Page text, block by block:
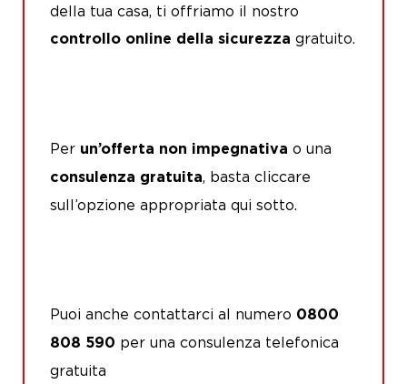
della tua casa, ti offriamo il nostro
controllo online della sicurezza gratuito.
Per un’offerta non impegnativa o una
consulenza gratuita, basta cliccare
sull’opzione appropriata qui sotto.
Puoi anche contattarci al numero 0800
808 590 per una consulenza telefonica
gratuita